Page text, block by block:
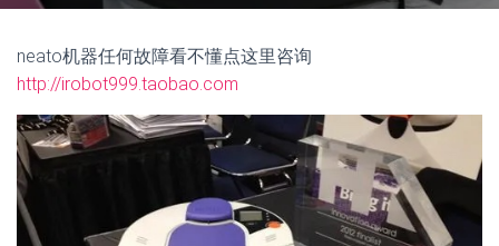
neato机器任何故障看不懂点这里咨询
http://irobot999.taobao.com